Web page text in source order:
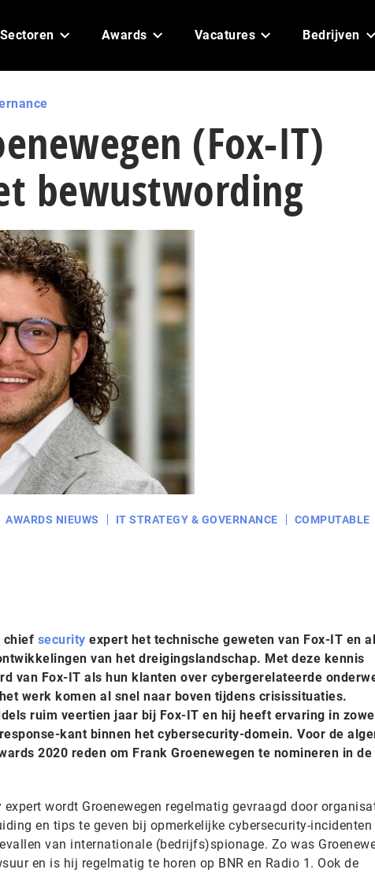
Sectoren Awards Vacatures Bedrijven
(Fox-IT)
bewustwording
AWARDS NIEUWS IT STRATEGY & GOVERNANCE
COMPUTABLE
chief security expert het technische geweten van Fox-IT en
van het dreigingslandschap. Met deze kennis
van Fox-IT als hun klanten over cybergerelateerde
werk komen al snel naar boven tijdens crisissituaties.
ruim veertien jaar bij Fox-IT en hij heeft ervaring in
kant binnen het cybersecurity-domein. Voor de
2020 reden om Frank Groenewegen te nomineren in de
wordt Groenewegen regelmatig gevraagd door
en tips te geven bij opmerkelijke cybersecurity-incidenten
van internationale (bedrijfs)spionage. Zo was
en is hij regelmatig te horen op BNR en Radio 1. Ook de